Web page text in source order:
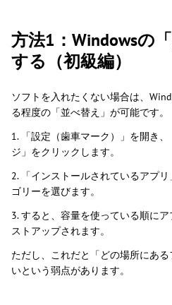
方法1：Windowsの
する（初級編）
ソフトを入れたくない場合は、
る程度の「並べ替え」が可能です。
1. 「設定（歯車マーク）」を開き
ジ」をクリックします。
2. 「インストールされているアプ
ゴリーを選びます。
3. すると、容量を使っている順に
ストアップされます。
ただし、これだと「どの場所にあ
いという弱点があります。